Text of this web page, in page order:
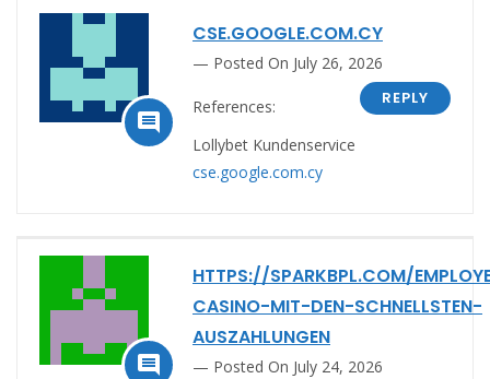

CSE.GOOGLE.COM.CY
Posted On July 26, 2026
REPLY
References:
Lollybet Kundenservice
cse.google.com.cy

HTTPS://SPARKBPL.COM/
CASINO-MIT-DEN-SCHNELLSTEN-
AUSZAHLUNGEN
Posted On July 24, 2026